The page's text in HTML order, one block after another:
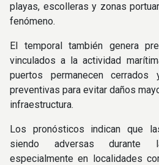
playas, escolleras y zonas
fenómeno.
El temporal también genera
vinculados a la actividad
puertos permanecen
preventivas para evitar daños
infraestructura.
Los pronósticos indican que
siendo adversas durante
especialmente en localidades